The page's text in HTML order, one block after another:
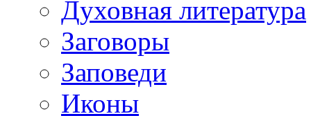
Духовная литература
Заговоры
Заповеди
Иконы